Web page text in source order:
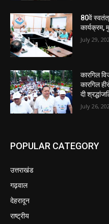
80वें
कार्यक्रम,
July 29,
कारगिल
कारगिल
दी
July 26,
POPULAR CATEGORY
उत्तराखंड
गढ़वाल
देहरादून
राष्ट्रीय